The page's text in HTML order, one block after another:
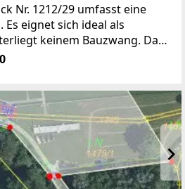
Nr. 1212/29 umfasst eine
Es eignet sich ideal als
keinem Bauzwang. Das
lt. Bebauungsplan in einer
und einer